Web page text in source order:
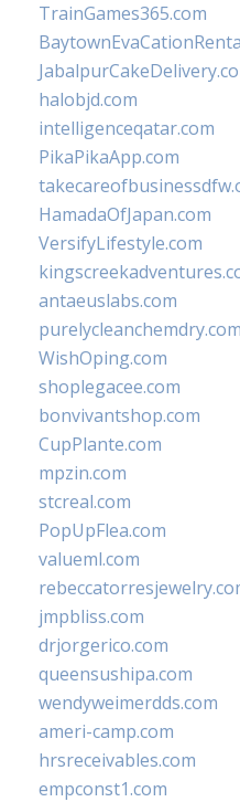
TrainGames365.com
halobjd.com
intelligenceqatar.com
PikaPikaApp.com
HamadaOfJapan.com
VersifyLifestyle.com
antaeuslabs.com
purelycleanchemdry.com
WishOping.com
shoplegacee.com
bonvivantshop.com
CupPlante.com
mpzin.com
stcreal.com
PopUpFlea.com
valueml.com
jmpbliss.com
drjorgerico.com
queensushipa.com
wendyweimerdds.com
ameri-camp.com
hrsreceivables.com
empconst1.com